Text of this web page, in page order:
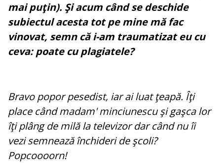
mai puţin). Şi acum când se deschide
subiectul acesta tot pe mine mă fac
vinovat, semn că i-am traumatizat eu cu
ceva: poate cu plagiatele?
Bravo popor pesedist, iar ai luat ţeapă. Îţi
place când madam' minciunescu şi gaşca lor
îţi plâng de milă la televizor dar când nu îi
vezi semnează închideri de şcoli?
Popcoooorn!